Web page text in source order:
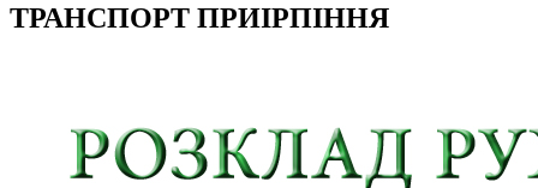
ТРАНСПОРТ ПРИІРПІННЯ